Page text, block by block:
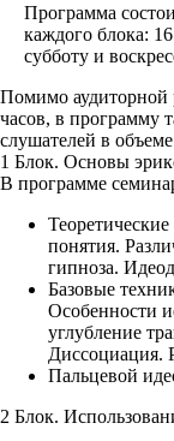
Программа
каждого блока:
субботу и
Помимо аудиторной
часов, в программу
слушателей в
1 Блок. Основы
В программе
понятия.
гипноза.
Базовые
Особенности
углубление
Диссоциация.
Пальцевой
2 Блок.